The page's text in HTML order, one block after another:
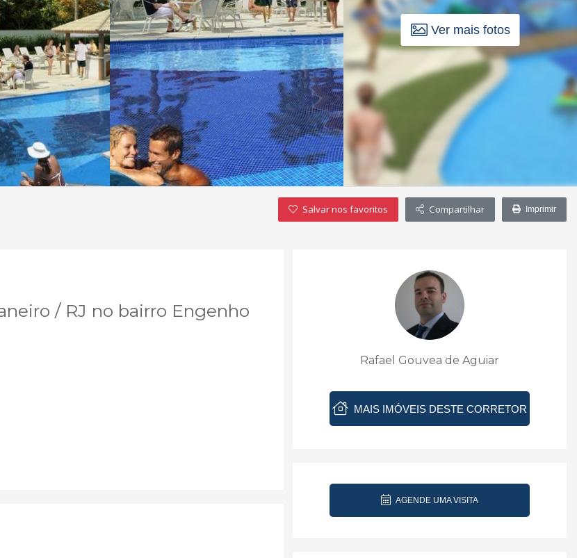
Ver mais fotos
Salvar nos favoritos Compartilhar Imprimir
/ RJ no bairro Engenho
Rafael Gouvea de Aguiar
MAIS IMÓVEIS DESTE CORRETOR
AGENDE UMA VISITA